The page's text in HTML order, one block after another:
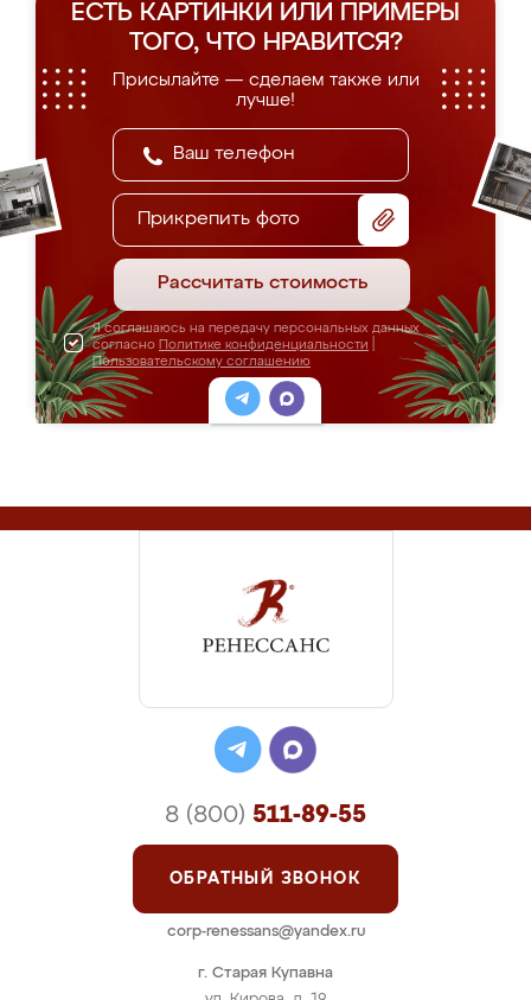
ЕСТЬ КАРТИНКИ ИЛИ ПРИМЕРЫ
ТОГО, ЧТО НРАВИТСЯ?
Присылайте — сделаем также или
лучше!
Прикрепить фото
Рассчитать стоимость
Я соглашаюсь на передачу персональных данных
согласно Политике конфиденциальности
Пользовательскому соглашению
г. Старая Купавна
8 (800) 511-89-55
ОБРАТНЫЙ ЗВОНОК
corp-renessans@yandex.ru